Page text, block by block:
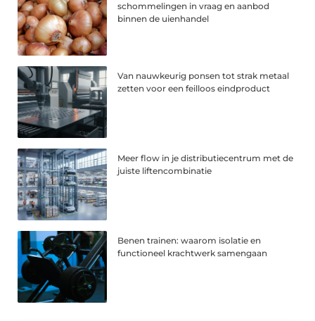
schommelingen in vraag en aanbod
binnen de uienhandel
Van nauwkeurig ponsen tot strak metaal
zetten voor een feilloos eindproduct
Meer flow in je distributiecentrum met de
juiste liftencombinatie
Benen trainen: waarom isolatie en
functioneel krachtwerk samengaan